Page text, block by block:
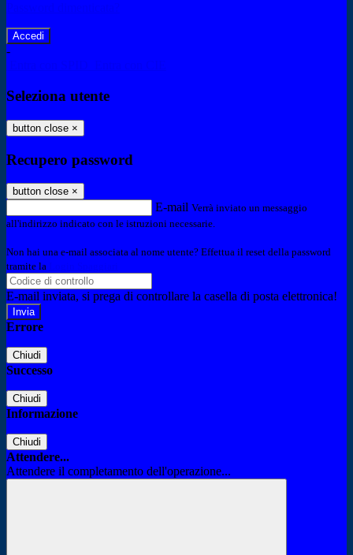
-
Seleziona utente
button close ×
Recupero password
button close ×
E-mail Verrà inviato un messaggio
all'indirizzo indicato con le istruzioni necessarie.
Non hai una e-mail associata al nome utente? Effettua il reset della password
tramite la
E-mail inviata, si prega di controllare la casella di posta elettronica!
Errore
Chiudi
Successo
Chiudi
Informazione
Chiudi
Attendere...
Attendere il completamento dell'operazione...